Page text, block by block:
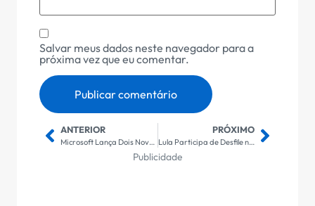
Salvar meus dados neste navegador para a
próxima vez que eu comentar.
ANTERIOR
Microsoft Lança Dois Novos Data Centers de Inteligência Artificial no Brasil: Um Marco na Transformação Digital do País
PRÓXIMO
Lula Participa de Desfile no Rio em Homenagem, Enfrentando Divisões Entre Aliados e Vigilância do TSE
Publicidade